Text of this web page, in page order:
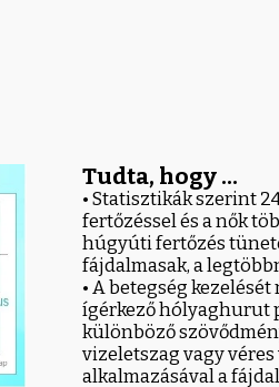
Tudta, hogy ...
• Statisztikák szerint
fertőzéssel és a nők
húgyúti fertőzés
fájdalmasak, a
• A betegség
ígérkező hólyaghurut
különböző
vizeletszag vagy
alkalmazásával a